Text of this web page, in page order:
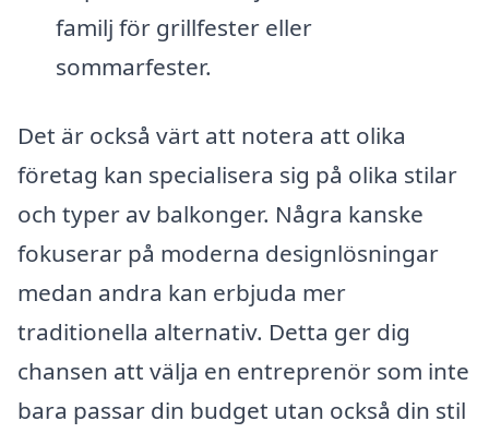
familj för grillfester eller
sommarfester.
Det är också värt att notera att olika
företag kan specialisera sig på olika stilar
och typer av balkonger. Några kanske
fokuserar på moderna designlösningar
medan andra kan erbjuda mer
traditionella alternativ. Detta ger dig
chansen att välja en entreprenör som inte
bara passar din budget utan också din stil